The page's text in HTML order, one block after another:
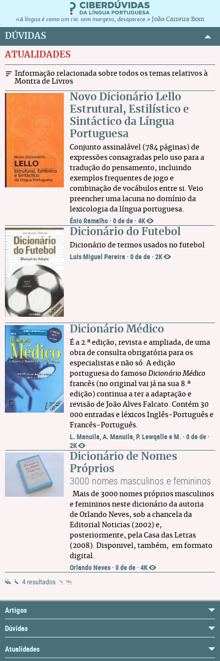
«A língua é como um rio: sem margens, desaparece.» João Carreira Bom
DÚVIDAS
ATUALIDADES
Informação relacionada sobre todos os temas relativos à
Montra de Livros
Novo Dicionário Lello
Estrutural, Estilístico e
Sintáctico da Língua
Portuguesa
Conjunto assinalável (784 páginas) de
expressões consagradas pelo uso para a
tradução do pensamento, incluindo
exemplos frequentes de jogo e
combinação de vocábulos entre si. Veio
preencher uma lacuna no domínio da
lexicologia da língua portuguesa.
Énio Ramalho · 0 de de · 4K
Dicionário do Futebol
Dicionário de termos usados no futebol
Luís Miguel Pereira · 0 de de · 2K
Dicionário Médico
É a 2.ª edição, revista e ampliada, de uma
obra de consulta obrigatória para os
especialistas e não só. A edição
portuguesa do famoso Dicionário Médico
francês (no original vai já na sua 8.ª
edição) continua a ter a adaptação e
revisão de João Alves Falcato. Contém 30
000 entradas e léxicos Inglês-Português e
Francês-Português.
L. Manuila, A. Manuila, P. Lewqalle e M. · 0 de de ·
2K
Dicionário de Nomes
Próprios
3000 nomes masculinos e femininos
Mais de 3000 nomes próprios masculinos
e femininos neste dicionário da autoria
de Orlando Neves, sob a chancela da
Editorial Noticias (2002) e,
posteriormente, pela Casa das Letras
(2008). Disponivel, também, em formato
digital.
Orlando Neves · 0 de de · 4K
4 resultados
Artigos
Dúvidas
Atualidades